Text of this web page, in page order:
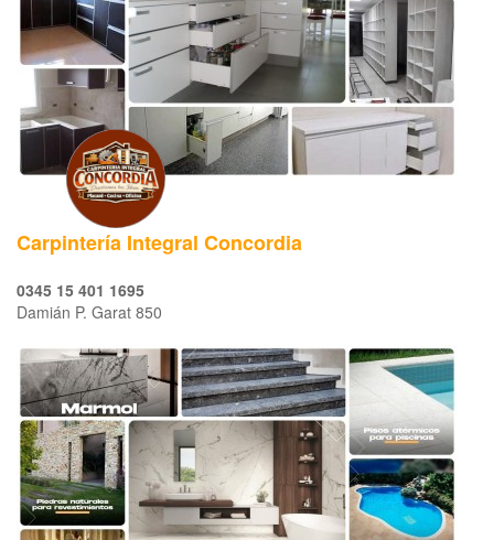
Carpintería Integral Concordia
0345 15 401 1695
Damián P. Garat 850